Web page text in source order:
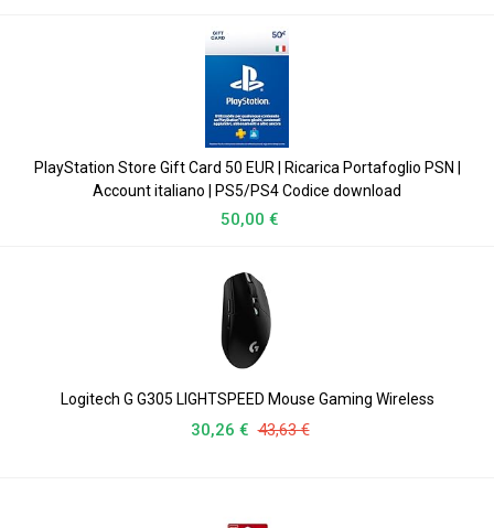
PlayStation Store Gift Card 50 EUR | Ricarica Portafoglio PSN |
Account italiano | PS5/PS4 Codice download
50,00 €
Logitech G G305 LIGHTSPEED Mouse Gaming Wireless
30,26 € 43,63 €